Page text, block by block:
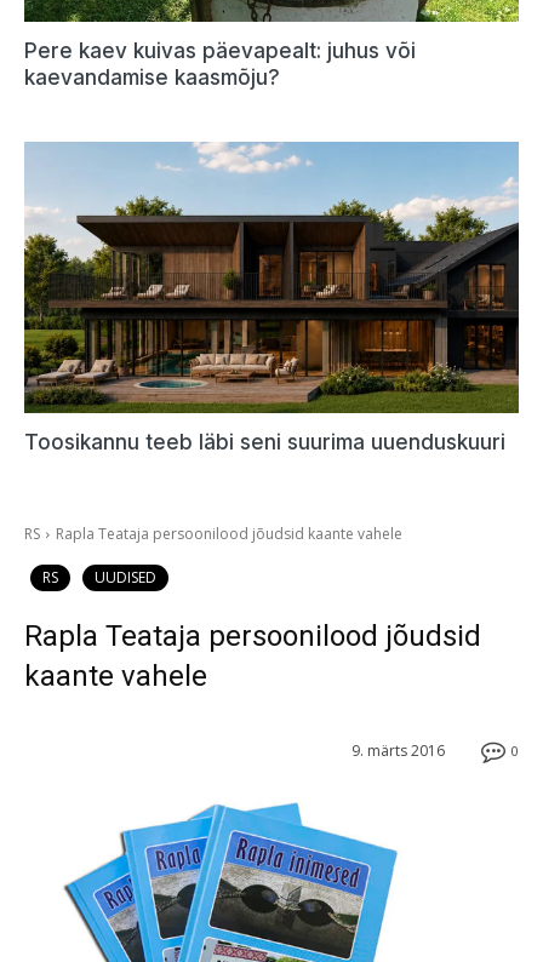
Pere kaev kuivas päevapealt: juhus või
kaevandamise kaasmõju?
Toosikannu teeb läbi seni suurima uuenduskuuri